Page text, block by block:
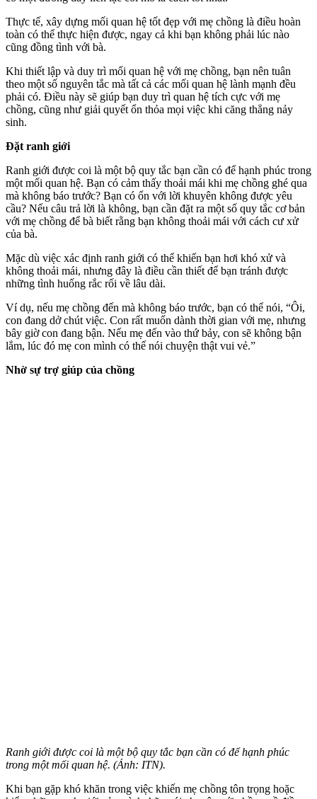
Thực tế, xây dựng mối quan hệ tốt đẹp với mẹ chồng là điều hoàn
toàn có thể thực hiện được, ngay cả khi bạn không phải lúc nào
cũng đồng tình với bà.
Khi thiết lập và duy trì mối quan hệ với mẹ chồng, bạn nên tuân
theo một số nguyên tắc mà tất cả các mối quan hệ lành mạnh đều
phải có. Điều này sẽ giúp bạn duy trì quan hệ tích cực với mẹ
chồng, cũng như giải quyết ổn thỏa mọi việc khi căng thẳng nảy
sinh.
Đặt ranh giới
Ranh giới được coi là một bộ quy tắc bạn cần có để hạnh phúc trong
một mối quan hệ. Bạn có cảm thấy thoải mái khi mẹ chồng ghé qua
mà không báo trước? Bạn có ổn với lời khuyên không được yêu
cầu? Nếu câu trả lời là không, bạn cần đặt ra một số quy tắc cơ bản
với mẹ chồng để bà biết rằng bạn không thoải mái với cách cư xử
của bà.
Mặc dù việc xác định ranh giới có thể khiến bạn hơi khó xử và
không thoải mái, nhưng đây là điều cần thiết để bạn tránh được
những tình huống rắc rối về lâu dài.
Ví dụ, nếu mẹ chồng đến mà không báo trước, bạn có thể nói, “Ôi,
con đang dở chút việc. Con rất muốn dành thời gian với mẹ, nhưng
bây giờ con đang bận. Nếu mẹ đến vào thứ bảy, con sẽ không bận
lắm, lúc đó mẹ con mình có thể nói chuyện thật vui vẻ.”
Nhờ sự trợ giúp của chồng
Ranh giới được coi là một bộ quy tắc bạn cần có để hạnh phúc
trong một mối quan hệ. (Ảnh: ITN).
Khi bạn gặp khó khăn trong việc khiến mẹ chồng tôn trọng hoặc